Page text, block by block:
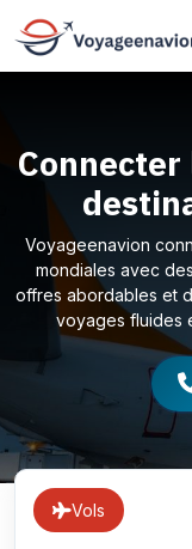
Voyageenavion
mondiales avec
offres abordables et
voyages fluides
Vols